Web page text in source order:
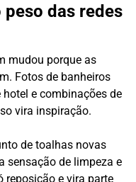
peso das redes
mudou porque as
Fotos de banheiros
e combinações de
vira inspiração.
de toalhas novas
sensação de limpeza e
reposição e vira parte